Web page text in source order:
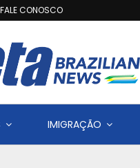
FALE CONOSCO
IMIGRAÇÃO